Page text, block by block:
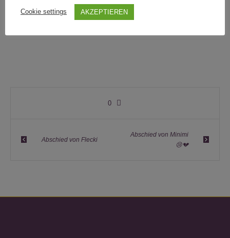
0
Abschied von Flecki
Abschied von Minimi
😢💔
Cookie settings AKZEPTIEREN